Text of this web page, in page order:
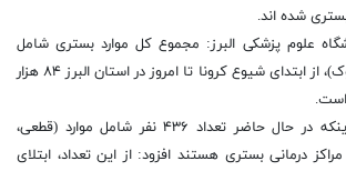
شده اند.
علوم پزشکی البرز: مجموع کل موارد بستری شامل
(قطعی، محتمل و مشکوک)، از ابتدای شیوع کرونا تا امروز در استان البرز ۸۴ هزار
دکتر صیادی با بیان اینکه در حال حاضر تعداد ۴۳۶ نفر شامل موارد (قطعی،
درمانی بستری هستند افزود: از این تعداد، ابتلای